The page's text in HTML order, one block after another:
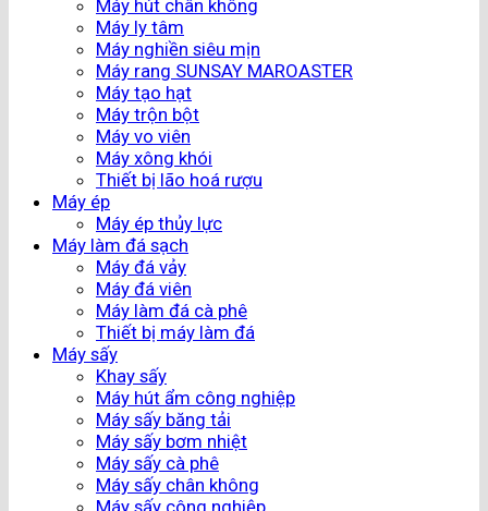
Máy hút chân không
Máy ly tâm
Máy nghiền siêu mịn
Máy rang SUNSAY MAROASTER
Máy tạo hạt
Máy trộn bột
Máy vo viên
Máy xông khói
Thiết bị lão hoá rượu
Máy ép
Máy ép thủy lực
Máy làm đá sạch
Máy đá vảy
Máy đá viên
Máy làm đá cà phê
Thiết bị máy làm đá
Máy sấy
Khay sấy
Máy hút ẩm công nghiệp
Máy sấy băng tải
Máy sấy bơm nhiệt
Máy sấy cà phê
Máy sấy chân không
Máy sấy công nghiệp